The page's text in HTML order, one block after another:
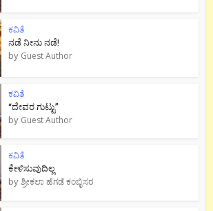
ಕವಿತೆ
ನಡೆ ನೀನು‌ ನಡೆ!
by Guest Author
ಕವಿತೆ
“ದೇವರ ಗುಟ್ಟು”
by Guest Author
ಕವಿತೆ
ಕೇಳಿಸುವುದಿಲ್ಲ
byಶ್ರೀಕಲಾ ಹೆಗಡೆ ಕಂಬ್ಳಿಸರ